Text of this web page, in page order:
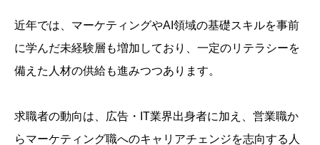
近年では、マーケティングやAI領域の基礎スキルを事前
に学んだ未経験層も増加しており、一定のリテラシーを
備えた人材の供給も進みつつあります。
求職者の動向は、広告・IT業界出身者に加え、営業職か
らマーケティング職へのキャリアチェンジを志向する人